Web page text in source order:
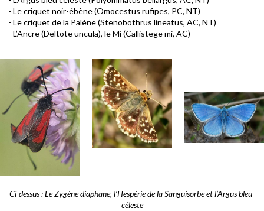
- Le criquet noir-ébène (Omocestus rufipes, PC, NT)
- Le criquet de la Palène (Stenobothrus lineatus, AC, NT)
- L’Ancre (Deltote uncula), le Mi (Callistege mi, AC)
Ci-dessus : Le Zygène diaphane, l’Hespérie de la Sanguisorbe et l’Argus bleu-
céleste